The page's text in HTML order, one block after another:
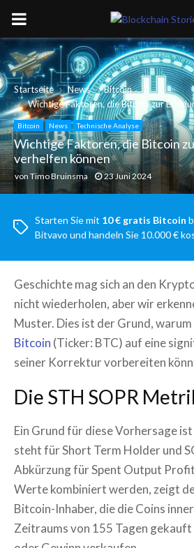
PRIMARY
MENU
Startseite News
Bitcoin
Wichtige Faktoren, die Bitcoin zur
Bitcoin News Technische Analyse
Wichtige Faktoren, die Bitcoin
verhelfen können
von Timo Bruinsma 23 Juni 2024
Starten Sie mit 10 € gratis Bitcoin
Bitvavo und handeln Sie 10.000 €
Geschichte mag sich an den
nicht wiederholen, aber wir
Muster. Dies ist der Grund,
Bitcoin (Ticker: BTC) auf eine
seiner Korrektur vorbereiten
Die STH SOPR
Ein Grund für diese Vorhersage ist
steht für Short Term Holder und
Abkürzung für Spent Output
Werte kombiniert werden, zeigt
Bitcoin-Inhaber, die die Coins
Zeitraums von 155 Tagen